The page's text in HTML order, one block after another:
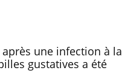
une infection à la
gustatives a été